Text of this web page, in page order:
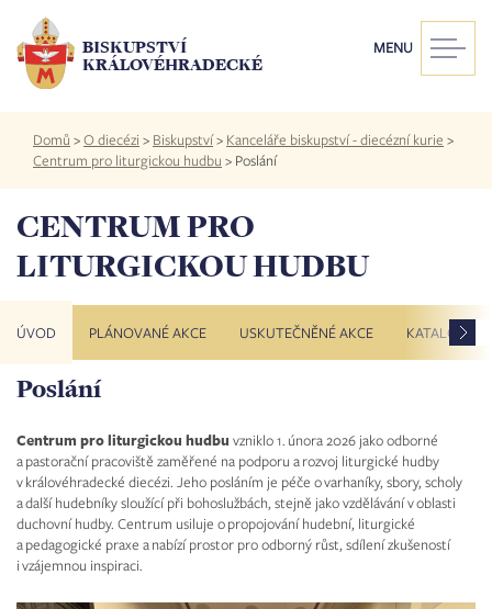
hlavnímu
obsahu
BISKUPSTVÍ
KRÁLOVÉHRADECKÉ
MENU
Drobečková
navigace
Domů >O diecézi > Biskupství> Kanceláře biskupství - diecézní kurie >
Centrum pro liturgickou hudbu > Poslání
CENTRUM PRO
LITURGICKOU HUDBU
ÚVOD PLÁNOVANÉ AKCE USKUTEČNĚNÉ AKCE KATALOG
Poslání
Centrum pro liturgickou hudbu vzniklo 1. února 2026 jako odborné
a pastorační pracoviště zaměřené na podporu a rozvoj liturgické hudby
v královéhradecké diecézi. Jeho posláním je péče o varhaníky, sbory, scholy
a další hudebníky sloužící při bohoslužbách, stejně jako vzdělávání v oblasti
duchovní hudby. Centrum usiluje o propojování hudební, liturgické
a pedagogické praxe a nabízí prostor pro odborný růst, sdílení zkušeností
i vzájemnou inspiraci.